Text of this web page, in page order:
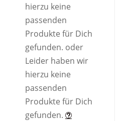
hierzu keine
passenden
Produkte für Dich
gefunden. oder
Leider haben wir
hierzu keine
passenden
Produkte für Dich
gefunden.